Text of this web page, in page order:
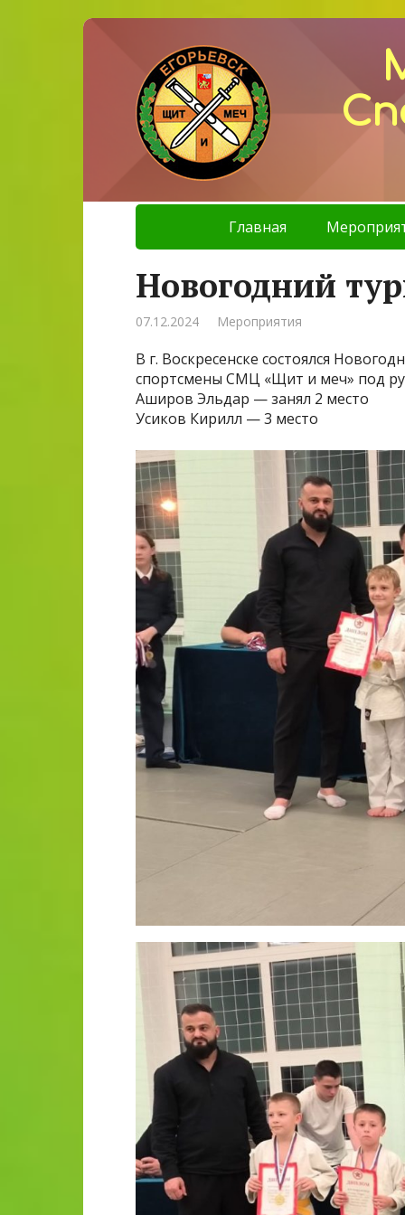
Главная
Новогодний
07.12.2024 Мероприятия
В г. Воскресенске состоялся
спортсмены СМЦ «Щит и меч» под
Аширов Эльдар — занял 2 место
Усиков Кирилл — 3 место